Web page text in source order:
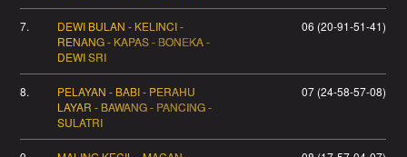
7.
DEWI BULAN - KELINCI -
RENANG - KAPAS - BONEKA -
DEWI SRI
06 (20-91-51-41)
8.
PELAYAN - BABI - PERAHU
LAYAR - BAWANG - PANCING -
SULATRI
07 (24-58-57-08)